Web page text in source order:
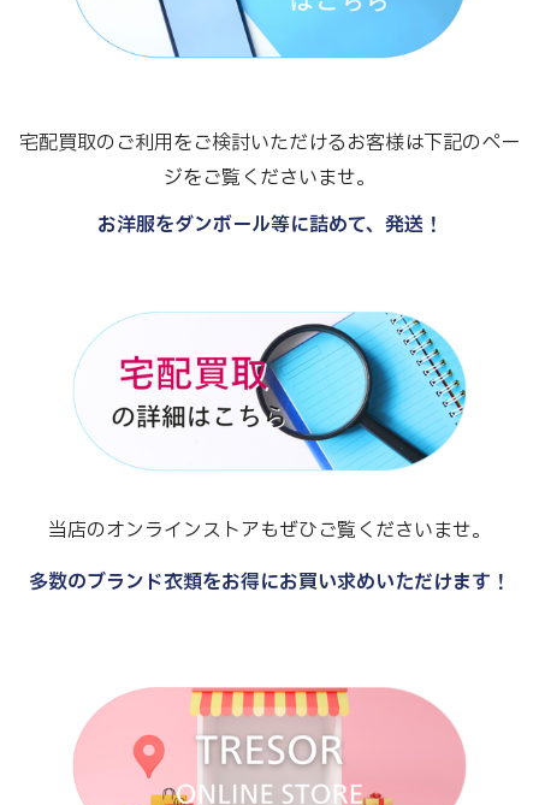
宅配買取のご利用をご検討いただけるお客様は下記のペー
ジをご覧くださいませ。
お洋服をダンボール等に詰めて、発送！
当店のオンラインストアもぜひご覧くださいませ。
多数のブランド衣類をお得にお買い求めいただけます！